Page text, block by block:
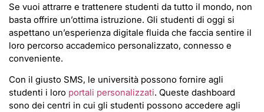
Se vuoi attrarre e trattenere studenti da tutto il mondo, non
basta offrire un’ottima istruzione. Gli studenti di oggi si
aspettano un’esperienza digitale fluida che faccia sentire il
loro percorso accademico personalizzato, connesso e
conveniente.
Con il giusto SMS, le università possono fornire agli
studenti i loro portali personalizzati. Queste dashboard
sono dei centri in cui gli studenti possono accedere agli